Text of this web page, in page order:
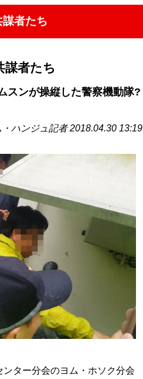
者たち
謀者たち
スンが操縦した警察機動隊?
ハンジュ記者 2018.04.30 13:19
ター分会のヨム・ホソク分会